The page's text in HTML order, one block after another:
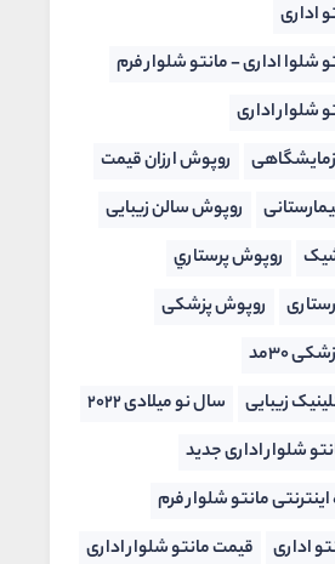
اداری
شلوا اداری - مانتو شلوار فرم
شلوار اداری
روپوش ارزان قیمت
روپوش سالن زیبایی
روپوش پرستاري
روپوش پزشکی
30مد
زیبایی
سال نو میلادی 2022
شلوار اداری جدید
مانتو شلوار فرم
اداری
قیمت مانتو شلوار اداری